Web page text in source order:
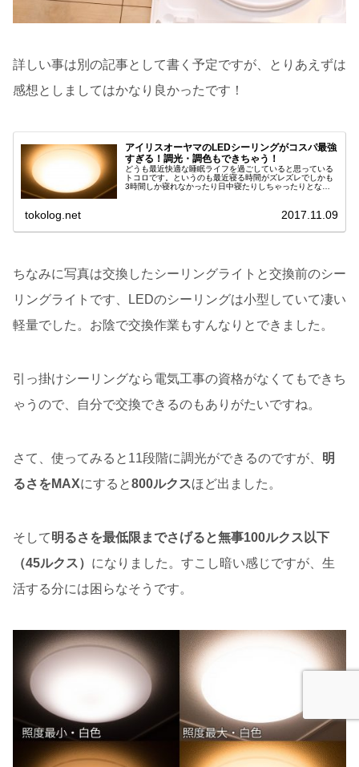
詳しい事は別の記事として書く予定ですが、とりあえずは
感想としましてはかなり良かったです！
アイリスオーヤマのLEDシーリングがコスパ最強
すぎる！調光・調色もできちゃう！
どうも最近快適な睡眠ライフを過ごしていると思っている
トコロです。というのも最近寝る時間がズレズレでしかも
3時間しか寝れなかったり日中寝たりしちゃったりとなか
tokolog.net 2017.11.09
ちなみに写真は交換したシーリングライトと交換前のシー
リングライトです、LEDのシーリングは小型していて凄い
軽量でした。お陰で交換作業もすんなりとできました。
引っ掛けシーリングなら電気工事の資格がなくてもできち
ゃうので、自分で交換できるのもありがたいですね。
さて、使ってみると11段階に調光ができるのですが、 明
るさをMAXにすると800ルクスほど出ました。
そして明るさを最低限までさげると無事100ルクス以下
（45ルクス） になりました。すこし暗い感じですが、生
活する分には困らなそうです。